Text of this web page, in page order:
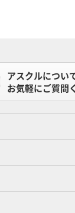
アスクルについ
お気軽にご質問